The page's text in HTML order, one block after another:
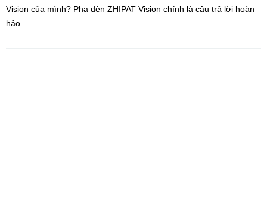
Vision của mình? Pha đèn ZHIPAT Vision chính là câu trả lời hoàn
hảo.